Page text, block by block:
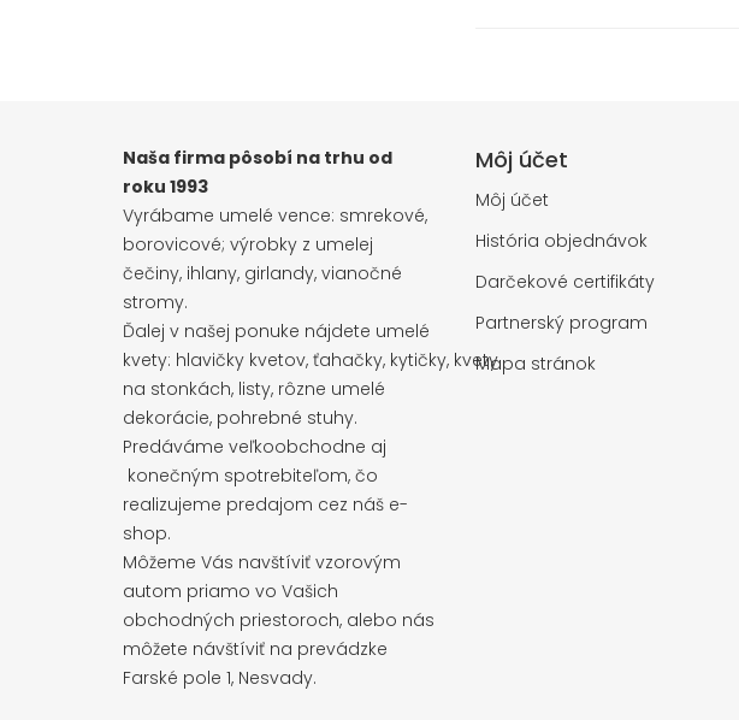
Naša firma pôsobí na trhu od
roku 1993
Vyrábame umelé vence: smrekové,
borovicové; výrobky z umelej
čečiny, ihlany, girlandy, vianočné
stromy.
Ďalej v našej ponuke nájdete umelé
kvety: hlavičky kvetov, ťahačky, kytičky, kvety
na stonkách, listy, rôzne umelé
dekorácie, pohrebné stuhy.
Predáváme veľkoobchodne aj
konečným spotrebiteľom, čo
realizujeme predajom cez náš e-
shop.
Môžeme Vás navštíviť vzorovým
autom priamo vo Vašich
obchodných priestoroch, alebo nás
môžete návštíviť na prevádzke
Farské pole 1, Nesvady.
Môj účet
Môj účet
História objednávok
Darčekové certifikáty
Partnerský program
Mapa stránok